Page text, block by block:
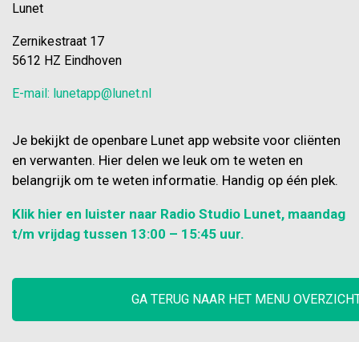
Lunet
Zernikestraat 17
5612 HZ Eindhoven
E-mail: lunetapp@lunet.nl
Je bekijkt de openbare Lunet app website voor cliënten
en verwanten. Hier delen we leuk om te weten en
belangrijk om te weten informatie. Handig op één plek.
Klik hier en luister naar Radio Studio Lunet, maandag
t/m vrijdag tussen 13:00 – 15:45 uur.
GA TERUG NAAR HET MENU